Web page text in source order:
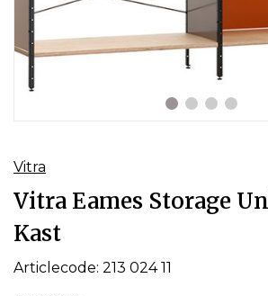
Vitra
Vitra Eames Storage
Kast
Articlecode: 213 024 11